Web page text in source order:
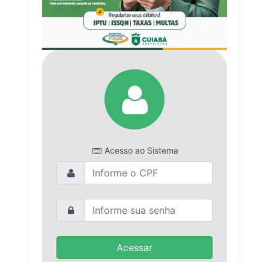
Acesso ao Sistema
Acessar